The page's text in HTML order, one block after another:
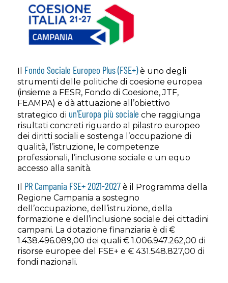
Fondo Sociale Europeo Plus (FSE+)è uno degli
strumenti delle politiche di coesione europea
(insieme a FESR, Fondo di Coesione, JTF,
FEAMPA) e dà attuazione all’obiettivo
strategico di un’Europa più sociale che raggiunga
risultati concreti riguardo al pilastro europeo
dei diritti sociali e sostenga l’occupazione di
qualità, l’istruzione, le competenze
professionali, l’inclusione sociale e un equo
accesso alla sanità.
Il PR Campania FSE+ 2021-2027è il Programma della
Regione Campania a sostegno
dell’occupazione, dell’istruzione, della
formazione e dell’inclusione sociale dei cittadini
campani. La dotazione finanziaria è di €
1.438.496.089,00 dei quali € 1.006.947.262,00 di
risorse europee del FSE+ e € 431.548.827,00 di
fondi nazionali.